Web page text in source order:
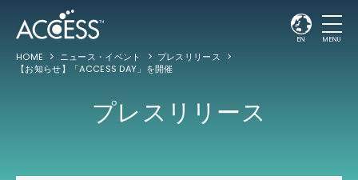
EN MENU
HOME ニュース・イベント
プレスリリース
【お知らせ】「ACCESS DAY」を開催
プレスリリース